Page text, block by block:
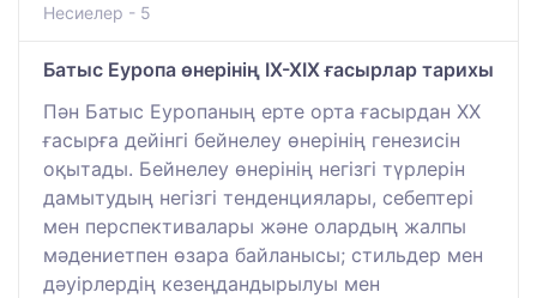
Несиелер - 5
Батыс Еуропа өнерінің IX-XIX ғасырлар тарихы
Пән Батыс Еуропаның ерте орта ғасырдан ХХ
ғасырға дейінгі бейнелеу өнерінің генезисін
оқытады. Бейнелеу өнерінің негізгі түрлерін
дамытудың негізгі тенденциялары, себептері
мен перспективалары және олардың жалпы
мәдениетпен өзара байланысы; стильдер мен
дәуірлердің кезеңдандырылуы мен